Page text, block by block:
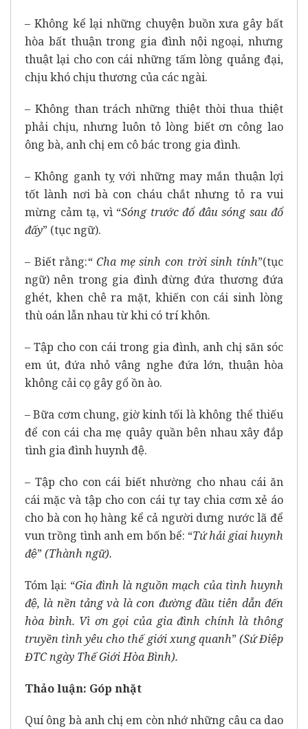
– Không kể lại những chuyện buồn xưa gây bất
hòa bất thuận trong gia đình nội ngoại, nhưng
thuật lại cho con cái những tấm lòng quảng đại,
chịu khó chịu thương của các ngài.
– Không than trách những thiệt thòi thua thiệt
phải chịu, nhưng luôn tỏ lòng biết ơn công lao
ông bà, anh chị em cô bác trong gia đình.
– Không ganh tỵ với những may mắn thuận lợi
tốt lành nơi bà con cháu chắt nhưng tỏ ra vui
mừng cảm tạ, vì “Sóng trước đổ đâu sóng sau đổ
đấy” (tục ngữ).
– Biết rằng:“ Cha mẹ sinh con trời sinh tính”(tục
ngữ) nên trong gia đình đừng đứa thương đứa
ghét, khen chê ra mặt, khiến con cái sinh lòng
thù oán lẫn nhau từ khi có trí khôn.
– Tập cho con cái trong gia đình, anh chị săn sóc
em út, đứa nhỏ vâng nghe đứa lớn, thuận hòa
không cải cọ gây gổ ồn ào.
– Bữa cơm chung, giờ kinh tối là không thể thiếu
để con cái cha mẹ quây quần bên nhau xây đắp
tình gia đình huynh đệ.
– Tập cho con cái biết nhường cho nhau cái ăn
cái mặc và tập cho con cái tự tay chia cơm xẻ áo
cho bà con họ hàng kể cả người dưng nước lã để
vun trồng tình anh em bốn bể: “Tứ hải giai huynh
đệ”(Thành ngữ).
Tóm lại: “Gia đình là nguồn mạch của tình huynh
đệ, là nền tảng và là con đường đầu tiên dẫn đến
hòa bình. Vì ơn gọi của gia đình chính là thông
truyền tình yêu cho thế giới xung quanh”(Sứ Điệp
ĐTC ngày Thế Giới Hòa Bình).
Thảo luận: Góp nhặt
Quí ông bà anh chị em còn nhớ những câu ca dao